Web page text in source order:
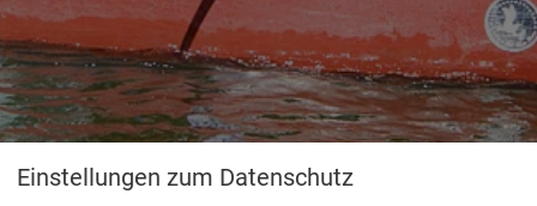
Einstellungen zum Datenschutz